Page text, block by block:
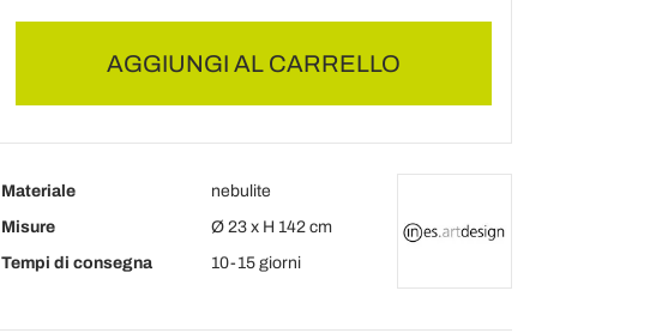
AGGIUNGI AL CARRELLO
Materiale
nebulite
Misure
Ø 23 x H 142 cm
Tempi di consegna
10-15 giorni